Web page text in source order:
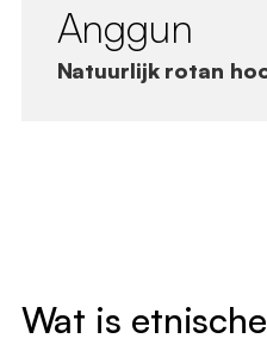
Anggun
Natuurlijk rotan
Wat is